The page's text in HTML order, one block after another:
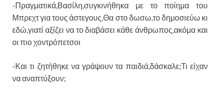
-Πραγματικά,Βασίλη,συγκινήθηκα με το ποίημα του
Μπρεχτ για τους άστεγους.Θα στο δωσω,το δημοσιεύω κι
εδώ,γιατί αξίζει να το διαβάσει κάθε άνθρωπος,ακόμα και
οι πιο χοντρόπετσοι
-Και τι ζητήθηκε να γράψουν τα παιδιά,δάσκαλε;Τι είχαν
να αναπτύξουν;